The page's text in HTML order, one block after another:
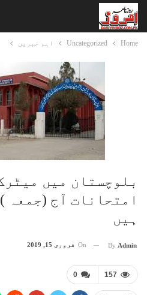
Home
Uncategorized اہم خبریں
بلوچستان میں
امتحانات آج (جمعہ
ہیں
By Admin
On فروری 15, 2019
0 157